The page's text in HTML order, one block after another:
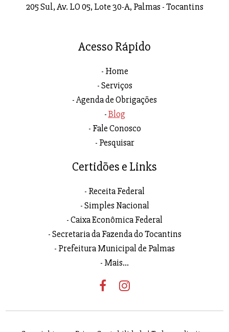
205 Sul, Av. LO 05, Lote 30-A, Palmas - Tocantins
Acesso Rápido
Home
Serviços
Agenda de Obrigações
Blog
Fale Conosco
Pesquisar
Certidões e Links
Receita Federal
Simples Nacional
Caixa Econômica Federal
Secretaria da Fazenda do Tocantins
Prefeitura Municipal de Palmas
Mais...